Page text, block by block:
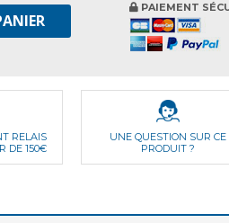
PAIEMENT
RELAIS
DE 150€
UNE QUESTION SUR CE
PRODUIT ?